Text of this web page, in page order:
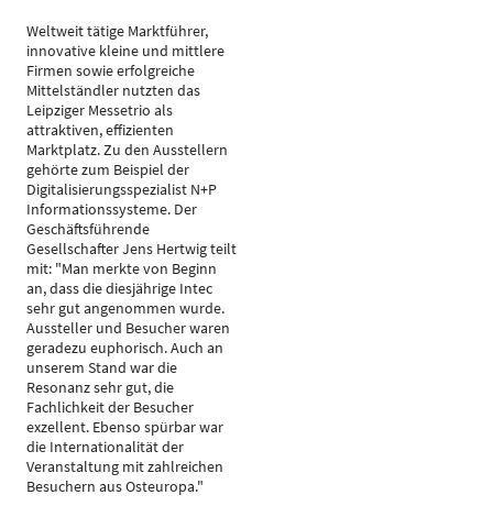
Weltweit tätige Marktführer,
innovative kleine und mittlere
Firmen sowie erfolgreiche
Mittelständler nutzten das
Leipziger Messetrio als
attraktiven, effizienten
Marktplatz. Zu den Ausstellern
gehörte zum Beispiel der
Digitalisierungsspezialist N+P
Informationssysteme. Der
Geschäftsführende
Gesellschafter Jens Hertwig teilt
mit: "Man merkte von Beginn
an, dass die diesjährige Intec
sehr gut angenommen wurde.
Aussteller und Besucher waren
geradezu euphorisch. Auch an
unserem Stand war die
Resonanz sehr gut, die
Fachlichkeit der Besucher
exzellent. Ebenso spürbar war
die Internationalität der
Veranstaltung mit zahlreichen
Besuchern aus Osteuropa."